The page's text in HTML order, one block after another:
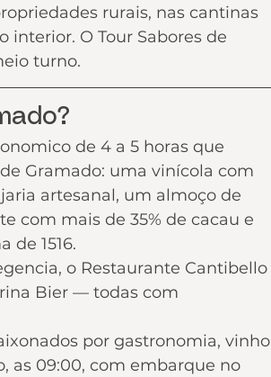
rurais, nas cantinas
interior. O Tour Sabores de
turno.
de 4 a 5 horas que
Gramado: uma vinícola com
artesanal, um almoço de
com mais de 35% de cacau e
de 1516.
o Restaurante Cantibello
Bier — todas com
por gastronomia, vinho
as 09:00, com embarque no